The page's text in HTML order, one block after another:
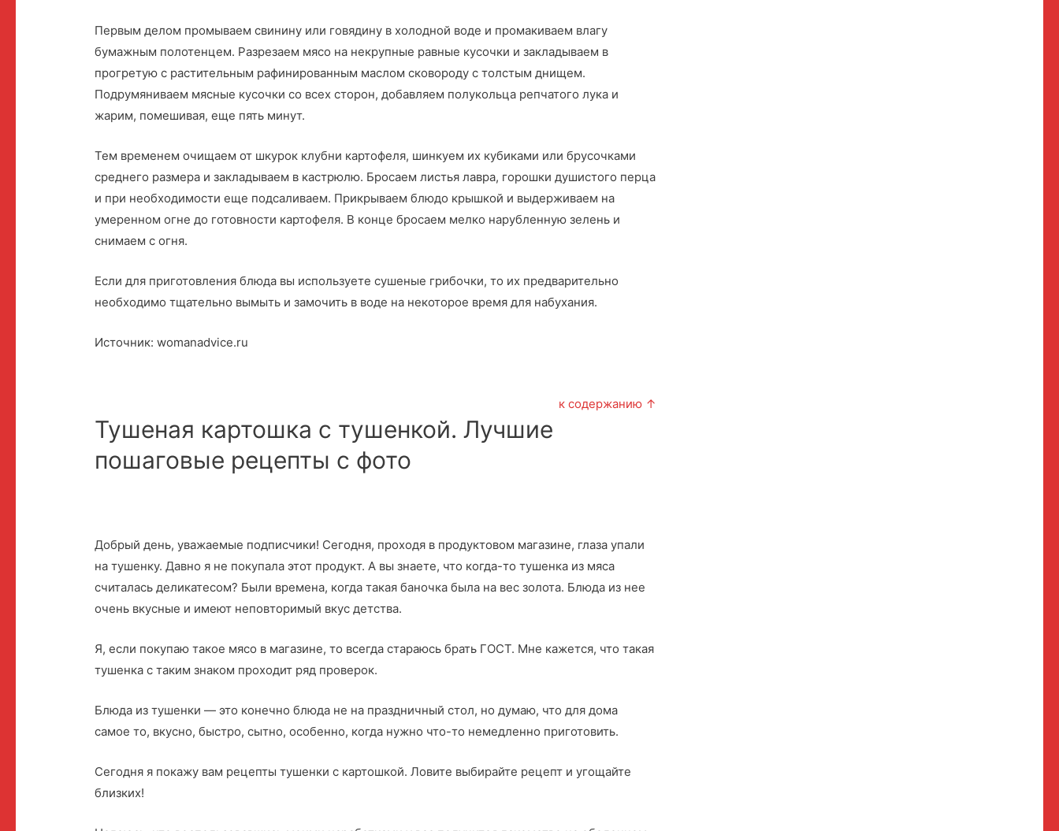
Первым делом промываем свинину или говядину в холодной воде и промакиваем влагу
бумажным полотенцем. Разрезаем мясо на некрупные равные кусочки и закладываем в
прогретую с растительным рафинированным маслом сковороду с толстым днищем.
Подрумяниваем мясные кусочки со всех сторон, добавляем полукольца репчатого лука и
жарим, помешивая, еще пять минут.
Тем временем очищаем от шкурок клубни картофеля, шинкуем их кубиками или брусочками
среднего размера и закладываем в кастрюлю. Бросаем листья лавра, горошки душистого перца
и при необходимости еще подсаливаем. Прикрываем блюдо крышкой и выдерживаем на
умеренном огне до готовности картофеля. В конце бросаем мелко нарубленную зелень и
снимаем с огня.
Если для приготовления блюда вы используете сушеные грибочки, то их предварительно
необходимо тщательно вымыть и замочить в воде на некоторое время для набухания.
Источник: womanadvice.ru
к содержанию ↑
Тушеная картошка с тушенкой. Лучшие
пошаговые рецепты с фото
Добрый день, уважаемые подписчики! Сегодня, проходя в продуктовом магазине, глаза упали
на тушенку. Давно я не покупала этот продукт. А вы знаете, что когда-то тушенка из мяса
считалась деликатесом? Были времена, когда такая баночка была на вес золота. Блюда из нее
очень вкусные и имеют неповторимый вкус детства.
Я, если покупаю такое мясо в магазине, то всегда стараюсь брать ГОСТ. Мне кажется, что такая
тушенка с таким знаком проходит ряд проверок.
Блюда из тушенки — это конечно блюда не на праздничный стол, но думаю, что для дома
самое то, вкусно, быстро, сытно, особенно, когда нужно что-то немедленно приготовить.
Сегодня я покажу вам рецепты тушенки с картошкой. Ловите выбирайте рецепт и угощайте
близких!